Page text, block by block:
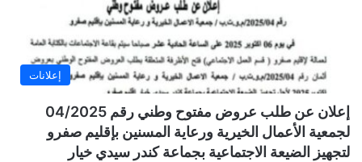
إعلانات
إعلان عن طلب عروض مفتوح وطني رقم 04/2025
لجمعية الأعمال الخيرية ورعاية المسنين بإقليم صفرو
لتجهيز الضيعة الاجتماعية بجماعة كندر سيدي خيار